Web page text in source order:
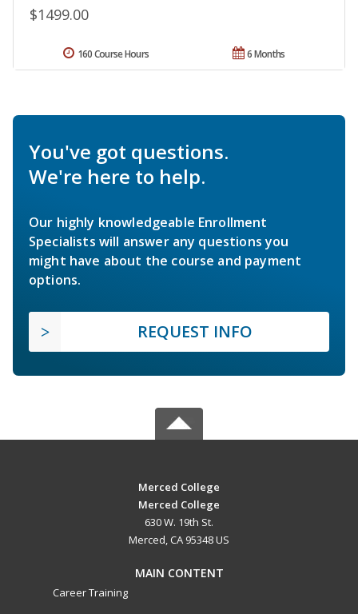
$1499.00
6 Months
160 Course Hours
You've got questions.
We're here to help.
Our highly knowledgeable Enrollment
Specialists will answer any questions you
might have about the course and payment
options.
REQUEST INFO
Merced College
Merced College
630 W. 19th St.
Merced, CA 95348 US
MAIN CONTENT
Career Training